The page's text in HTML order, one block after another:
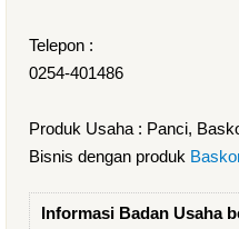
Telepon :
0254-401486
Produk Usaha : Panci,
Bisnis dengan produk
Informasi Badan Usaha